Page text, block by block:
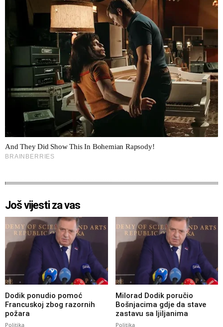
Još vijesti za vas
Dodik ponudio pomoć
Francuskoj zbog razornih
požara
Politika
Milorad Dodik poručio
Bošnjacima gdje da stave
zastavu sa ljiljanima
Politika